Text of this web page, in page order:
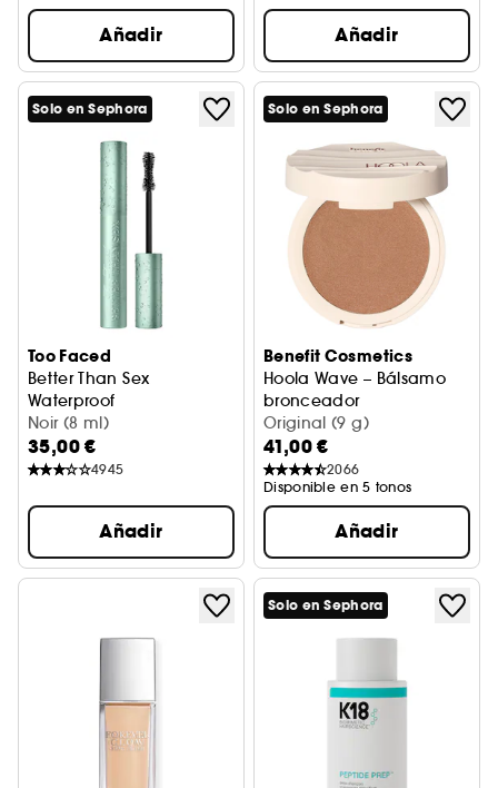
Añadir Añadir
Solo en Sephora
Too Faced
Better Than Sex
Waterproof
Máscara resistente al agua
Noir (8 ml)
35,00 €
4945
Añadir
Solo en Sephora
Benefit Cosmetics
Hoola Wave – Bálsamo
bronceador
Original (9 g)
41,00 €
2066
Disponible en 5 tonos
Añadir
Solo en Sephora